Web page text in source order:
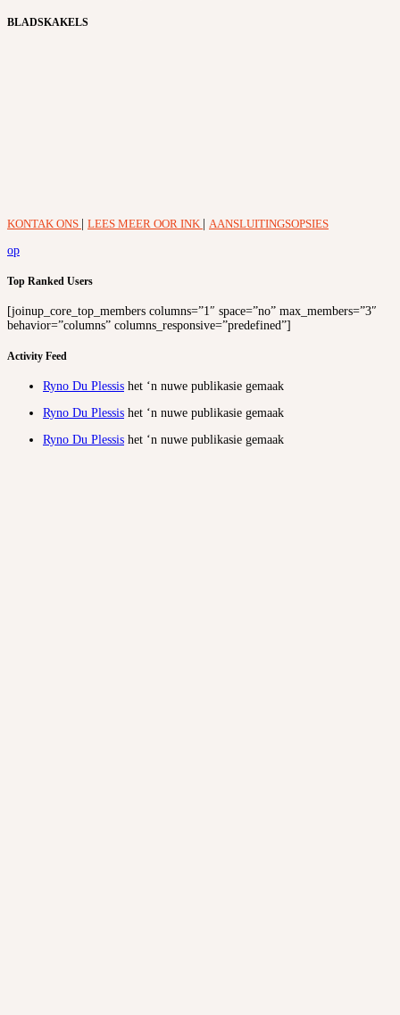
BLADSKAKELS
KONTAK ONS LEES MEER OOR INK
AANSLUITINGSOPSIES
op
Top Ranked Users
[joinup_core_top_members columns=”1″ space=”no” max_members=”3″
behavior=”columns” columns_responsive=”predefined”]
Activity Feed
Ryno Du Plessis het ‘n nuwe publikasie gemaak
Ryno Du Plessis het ‘n nuwe publikasie gemaak
Ryno Du Plessis het ‘n nuwe publikasie gemaak